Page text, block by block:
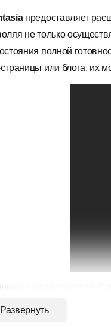
предоставляет
не только
полной
или блога, их
возможности
возможности
Развернуть